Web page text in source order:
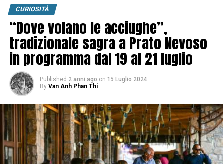
CURIOSITÀ
“Dove volano le acciughe”,
tradizionale sagra a Prato Nevoso
in programma dal 19 al 21 luglio
Published 2 anni ago on 15 Luglio 2024
By Van Anh Phan Thi